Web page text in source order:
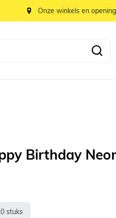
Onze winkels en
Birthday
stuks